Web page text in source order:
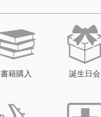
書籍購入 誕生日会